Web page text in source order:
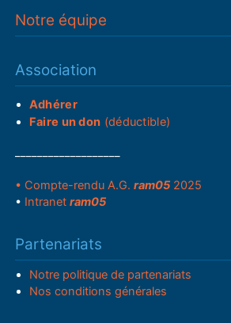
Notre équipe
Association
Adhérer
Faire un don (déductible)
• Compte-rendu A.G.ram05 2025
• Intranetram05
Partenariats
Notre politique de partenariats
Nos conditions générales